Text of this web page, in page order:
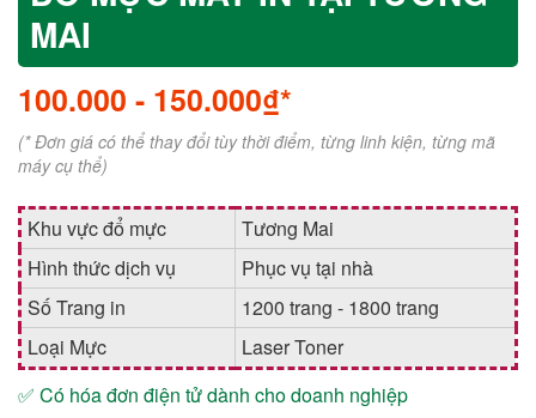
MAI
100.000 - 150.000₫*
(* Đơn giá có thể thay đổi tùy thời điểm, từng linh kiện, từng mã
máy cụ thể)
Khu vực đổ mực
Tương Mai
Hình thức dịch vụ
Phục vụ tại nhà
Số Trang in
1200 trang - 1800 trang
Loại Mực
Laser Toner
✅ Có hóa đơn điện tử dành cho doanh nghiệp